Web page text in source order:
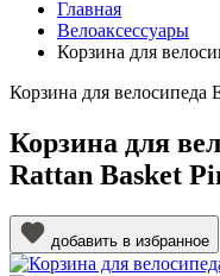
Главная
Велоаксессуары
Корзина для
Корзина для велосипеда
Корзина для
Rattan Basket
добавить в избранное